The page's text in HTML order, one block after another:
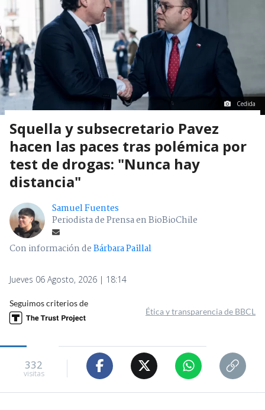
Cedida
Squella y subsecretario Pavez
hacen las paces tras polémica por
test de drogas: "Nunca hay
distancia"
Samuel Fuentes
Periodista de Prensa en BioBioChile
Con información deBárbara Paillal
Jueves 06 Agosto, 2026 | 18:14
Seguimos criterios de
Ética y transparencia de BBCL
332
visitas